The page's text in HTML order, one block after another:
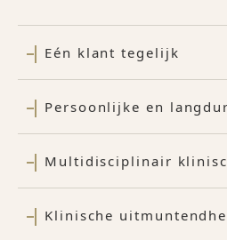
Eén klant tegelijk
Persoonlijke en
Multidisciplinair
Klinische